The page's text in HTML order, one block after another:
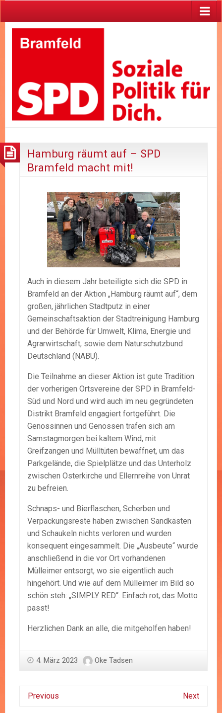
Hamburg räumt auf – SPD
Bramfeld macht mit!
Auch in diesem Jahr beteiligte sich die SPD in
Bramfeld an der Aktion „Hamburg räumt auf“, dem
großen, jährlichen Stadtputz in einer
Gemeinschaftsaktion der Stadtreinigung Hamburg
und der Behörde für Umwelt, Klima, Energie und
Agrarwirtschaft, sowie dem Naturschutzbund
Deutschland (NABU).
Die Teilnahme an dieser Aktion ist gute Tradition
der vorherigen Ortsvereine der SPD in Bramfeld-
Süd und Nord und wird auch im neu gegründeten
Distrikt Bramfeld engagiert fortgeführt. Die
Genossinnen und Genossen trafen sich am
Samstagmorgen bei kaltem Wind, mit
Greifzangen und Mülltüten bewaffnet, um das
Parkgelände, die Spielplätze und das Unterholz
zwischen Osterkirche und Ellernreihe von Unrat
zu befreien.
Schnaps- und Bierflaschen, Scherben und
Verpackungsreste haben zwischen Sandkästen
und Schaukeln nichts verloren und wurden
konsequent eingesammelt. Die „Ausbeute“ wurde
anschließend in die vor Ort vorhandenen
Mülleimer entsorgt, wo sie eigentlich auch
hingehört. Und wie auf dem Mülleimer im Bild so
schön steh: „SIMPLY RED“. Einfach rot, das Motto
passt!
Herzlichen Dank an alle, die mitgeholfen haben!
4. März 2023 Oke Tadsen
Previous Next